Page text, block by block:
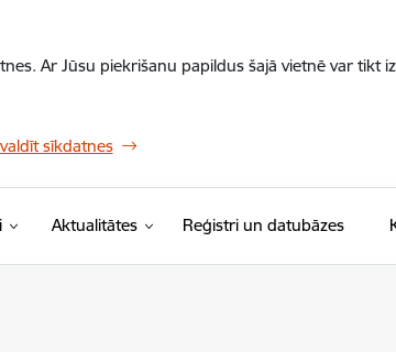
Ar Jūsu piekrišanu papildus šajā vietnē var tikt
sīkdatnes
Aktualitātes Reģistri un datubāzes